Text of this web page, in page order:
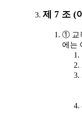
제 7 조 (
① 교
에는